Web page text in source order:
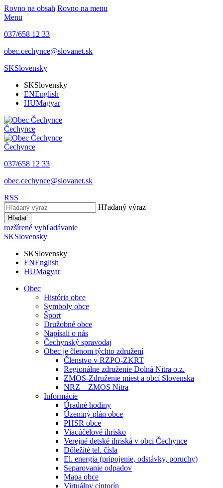
Rovno na obsah Rovno na menu
Menu
037/658 12 33
obec.cechynce@slovanet.sk
SKSlovensky
SKSlovensky
ENEnglish
HUMagyar
Čechynce
Čechynce
037/658 12 33
obec.cechynce@slovanet.sk
RSS
Hľadaný výraz
Hľadať
rozšírené vyhľadávanie
SKSlovensky
SKSlovensky
ENEnglish
HUMagyar
Obec
História obce
Symboly obce
Šport
Družobné obce
Napísali o nás
Čechynský spravodaj
Obec je členom týchto združení
Členstvo v RZPO-ZKRT
Regionálne združenie Dolná Nitra o.z.
ZMOS-Združenie miest a obcí Slovenska
NRZ – ZMOS Nitra
Informácie
Úradné hodiny
Územný plán obce
PHSR obce
Viacúčelové ihrisko
Verejné detské ihriská v obci Čechynce
Dôležité tel. čísla
El. energia (pripojenie, odstávky, poruchy)
Separovanie odpadov
Mapa obce
Virtuálny cintorín